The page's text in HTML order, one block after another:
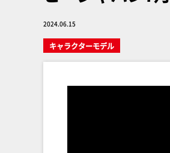
2024.06.15
キャラクターモデル